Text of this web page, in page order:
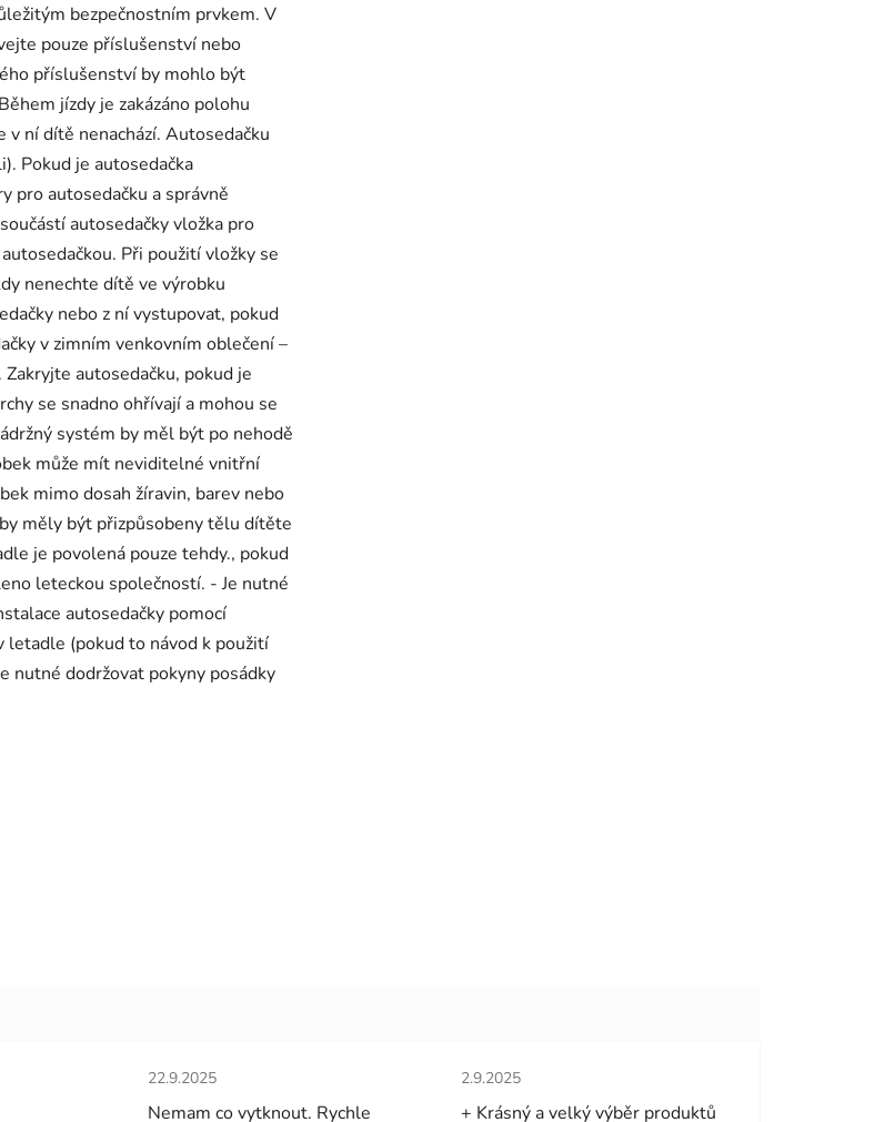
bezpečnostním prvkem. V
pouze příslušenství nebo
příslušenství by mohlo být
jízdy je zakázáno polohu
ní dítě nenachází. Autosedačku
Pokud je autosedačka
pro autosedačku a správně
autosedačky vložka pro
Při použití vložky se
nenechte dítě ve výrobku
nebo z ní vystupovat, pokud
v zimním venkovním oblečení –
autosedačku, pokud je
se snadno ohřívají a mohou se
systém by měl být po nehodě
může mít neviditelné vnitřní
mimo dosah žíravin, barev nebo
měly být přizpůsobeny tělu dítěte
je povolená pouze tehdy., pokud
leteckou společností. - Je nutné
autosedačky pomocí
letadle (pokud to návod k použití
nutné dodržovat pokyny posádky
z 5 hvězdiček.
Hodnocení obchodu je 5 z 5 hvězdiček.
22.9.2025
Nemam co vytknout. Rychle
Hodnocení obchodu je 5 z 5 hvězdiček.
2.9.2025
+ Krásný a velký výběr produktů